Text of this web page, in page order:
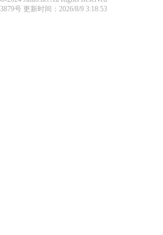
号更新时间：2026/8/9 3:18:53